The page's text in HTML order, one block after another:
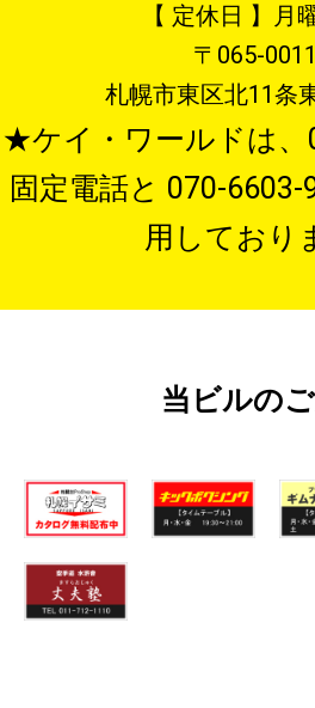
【 定休日 】月
〒065-
札幌市東区北11条
★ケイ・ワールドは、
固定電話と 070-6603-
用しており
当ビルの